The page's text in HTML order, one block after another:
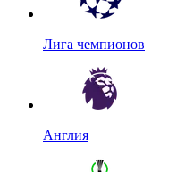
Лига чемпионов
Англия